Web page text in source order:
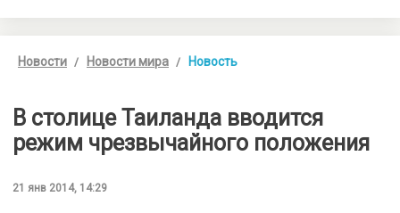
Новости Новости мира Новость
В столице Таиланда вводится
режим чрезвычайного положения
21 янв 2014, 14:29